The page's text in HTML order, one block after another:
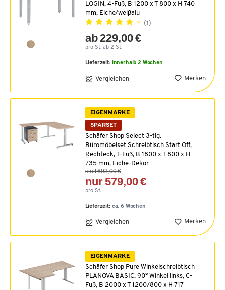
LOGIN, 4-Fuß, B 1200 x T 800 x H 740
mm, Eiche/weißalu
(1)
ab 229,00 €
pro St. ab 2 St.
Lieferzeit: innerhalb 2 Wochen
Vergleichen Merken
EIGENMARKE
SPARSET
Schäfer Shop Select 3-tlg.
Büromöbelset Schreibtisch Start Off,
Rechteck, T-Fuß, B 1800 x T 800 x H
735 mm, Eiche-Dekor
statt 693,00 €
nur 579,00 €
pro St.
Lieferzeit: ca. 6 Wochen
Vergleichen Merken
EIGENMARKE
Schäfer Shop Pure Winkelschreibtisch
PLANOVA BASIC, 90° Winkel links, C-
Fuß, B 2000 x T 1200/800 x H 717